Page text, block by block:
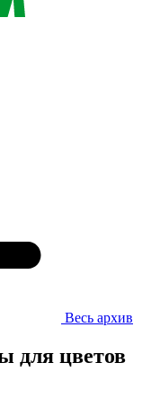
Весь архив
для цветов